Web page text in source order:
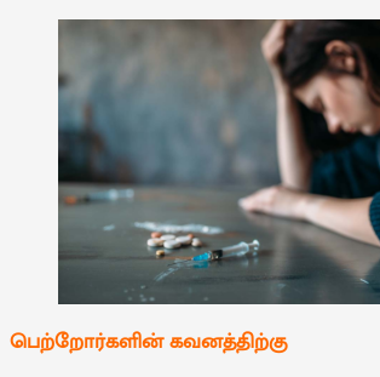
பெற்றோர்களின் கவனத்திற்கு